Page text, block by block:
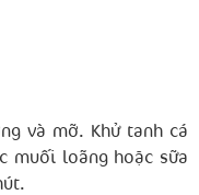
và mỡ. Khử tanh cá
muối loãng hoặc sữa